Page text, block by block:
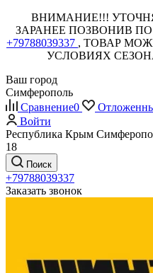
ВНИМАНИЕ!!!
ЗАРАНЕЕ ПОЗВОНИВ
+79788039337 , ТОВАР
УСЛОВИЯХ
Ваш город
Симферополь
Сравнение0
Войти
Республика Крым
18
Поиск
+79788039337
Заказать звонок